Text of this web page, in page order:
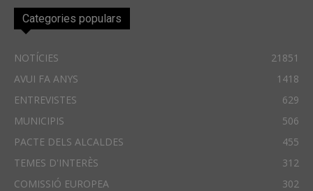
Categories populars
NOTÍCIES
21851
AVUI FA ANYS
1418
ENTREVISTES
629
MUNICIPIS
506
PACTE DELS ALCALDES
455
TEMES D'INTERÈS
312
COMISSIÓ EUROPEA
302